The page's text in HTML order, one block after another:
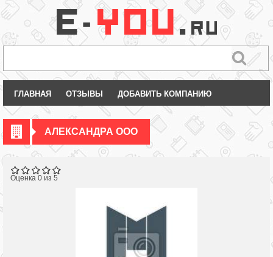
ГЛАВНАЯ ОТЗЫВЫ ДОБАВИТЬ КОМПАНИЮ
АЛЕКСАНДРА ООО
Оценка 0 из 5